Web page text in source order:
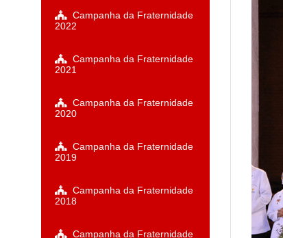
Campanha da Fraternidade
2022
Campanha da Fraternidade
2021
Campanha da Fraternidade
2020
Campanha da Fraternidade
2019
Campanha da Fraternidade
2018
Campanha da Fraternidade